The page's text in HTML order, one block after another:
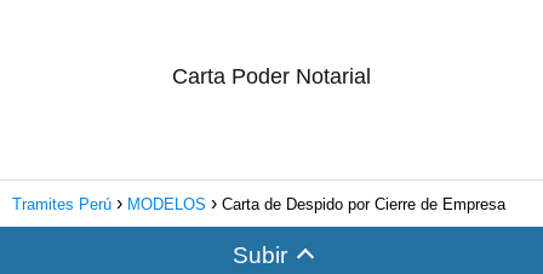
Carta Poder Notarial
Tramites Perú MODELOS Carta de Despido por Cierre de Empresa
Subir